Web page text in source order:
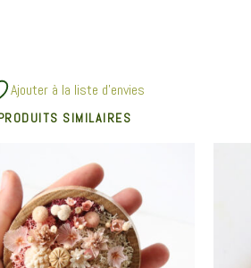
Ajouter à la liste d’envies
SIMILAIRES